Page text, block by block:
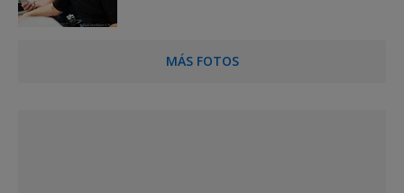
MÁS FOTOS